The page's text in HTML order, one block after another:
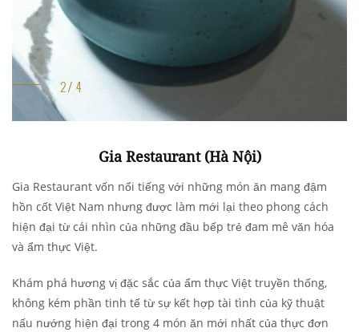
Gia Restaurant (Hà Nội)
Gia Restaurant vốn nổi tiếng với những món ăn mang đậm
hồn cốt Việt Nam nhưng được làm mới lại theo phong cách
hiện đại từ cái nhìn của những đầu bếp trẻ đam mê văn hóa
và ẩm thực Việt.
Khám phá hương vị đặc sắc của ẩm thực Việt truyền thống,
không kém phần tinh tế từ sự kết hợp tài tình của kỹ thuật
nấu nướng hiện đại trong 4 món ăn mới nhất của thực đơn